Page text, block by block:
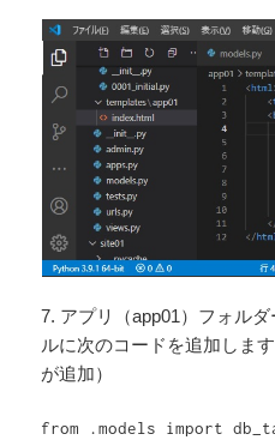
7. アプリ（app01）フォル
ルに次のコードを追加しま
が追加）
from .models import